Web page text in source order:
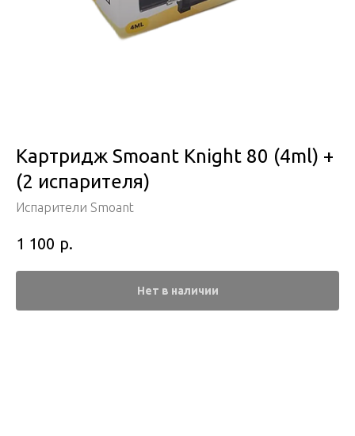
Картридж Smoant Knight 80 (4ml) +
(2 испарителя)
Испарители Smoant
1 100 р.
Нет в наличии